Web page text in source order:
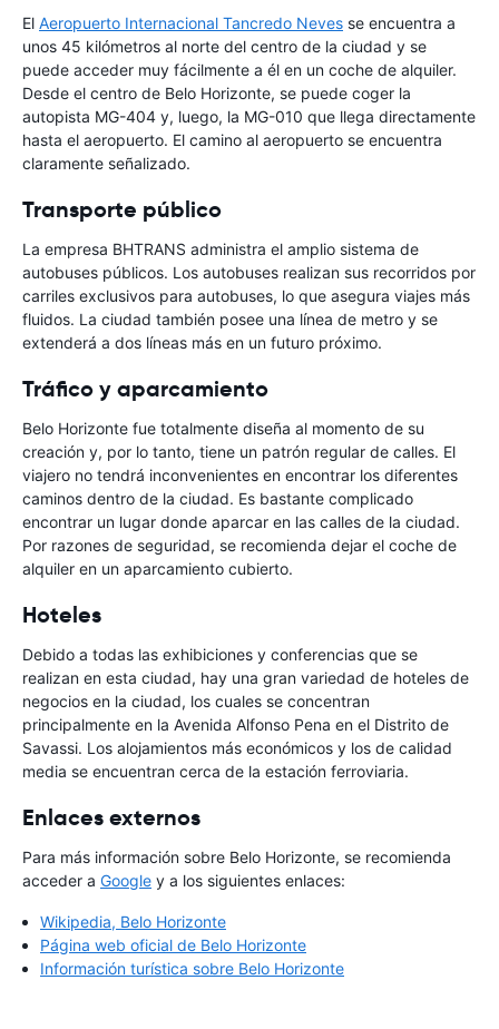
El Aeropuerto Internacional Tancredo Neves se encuentra a
unos 45 kilómetros al norte del centro de la ciudad y se
puede acceder muy fácilmente a él en un coche de alquiler.
Desde el centro de Belo Horizonte, se puede coger la
autopista MG-404 y, luego, la MG-010 que llega directamente
hasta el aeropuerto. El camino al aeropuerto se encuentra
claramente señalizado.
Transporte público
La empresa BHTRANS administra el amplio sistema de
autobuses públicos. Los autobuses realizan sus recorridos por
carriles exclusivos para autobuses, lo que asegura viajes más
fluidos. La ciudad también posee una línea de metro y se
extenderá a dos líneas más en un futuro próximo.
Tráfico y aparcamiento
Belo Horizonte fue totalmente diseña al momento de su
creación y, por lo tanto, tiene un patrón regular de calles. El
viajero no tendrá inconvenientes en encontrar los diferentes
caminos dentro de la ciudad. Es bastante complicado
encontrar un lugar donde aparcar en las calles de la ciudad.
Por razones de seguridad, se recomienda dejar el coche de
alquiler en un aparcamiento cubierto.
Hoteles
Debido a todas las exhibiciones y conferencias que se
realizan en esta ciudad, hay una gran variedad de hoteles de
negocios en la ciudad, los cuales se concentran
principalmente en la Avenida Alfonso Pena en el Distrito de
Savassi. Los alojamientos más económicos y los de calidad
media se encuentran cerca de la estación ferroviaria.
Enlaces externos
Para más información sobre Belo Horizonte, se recomienda
acceder a Google y a los siguientes enlaces:
Wikipedia, Belo Horizonte
Página web oficial de Belo Horizonte
Información turística sobre Belo Horizonte